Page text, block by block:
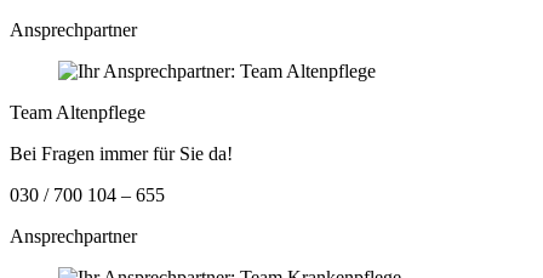
Ansprechpartner
Team Altenpflege
Bei Fragen immer für Sie da!
030 / 700 104 – 655
Ansprechpartner